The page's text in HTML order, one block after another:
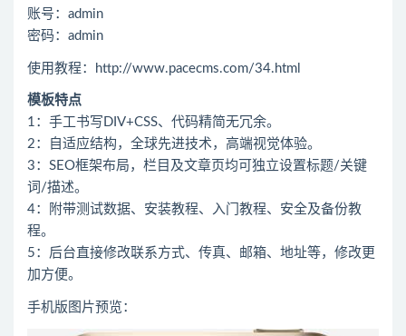
账号：admin
密码：admin
使用教程：http://www.pacecms.com/34.html
模板特点
1：手工书写DIV+CSS、代码精简无冗余。
2：自适应结构，全球先进技术，高端视觉体验。
3：SEO框架布局，栏目及文章页均可独立设置标题/关键
词/描述。
4：附带测试数据、安装教程、入门教程、安全及备份教
程。
5：后台直接修改联系方式、传真、邮箱、地址等，修改更
加方便。
手机版图片预览：